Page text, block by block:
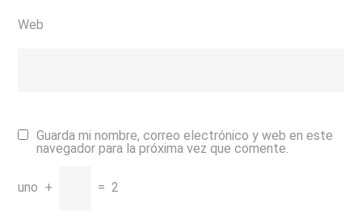
Web
Guarda mi nombre, correo electrónico y web en este
navegador para la próxima vez que comente.
uno + = 2